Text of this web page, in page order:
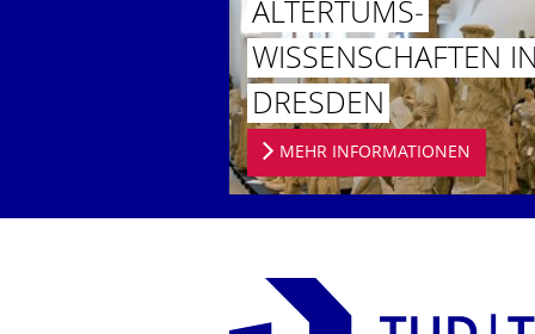
ALTERTUMS­
WISSENSCHAF­TEN IN
DRESDEN
MEHR INFORMATIONEN